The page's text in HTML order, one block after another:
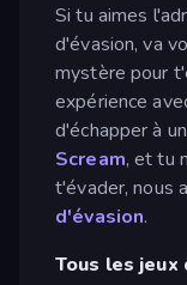
Si tu aimes
d'évasion, va
mystère pour
expérience
d'échapper à
Scream, et tu
t'évader, nous
d'évasion.
Tous les jeux